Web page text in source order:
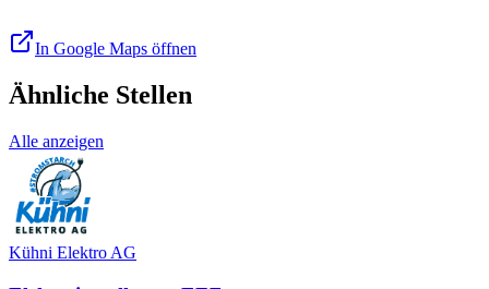
In Google Maps öffnen
Ähnliche Stellen
Alle anzeigen
Kühni Elektro AG